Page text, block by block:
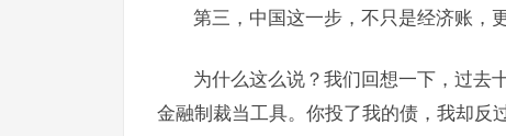
第三，中国这一步，不只是经济账，
为什么这么说？我们回想一下，过去
金融制裁当工具。你投了我的债，我却